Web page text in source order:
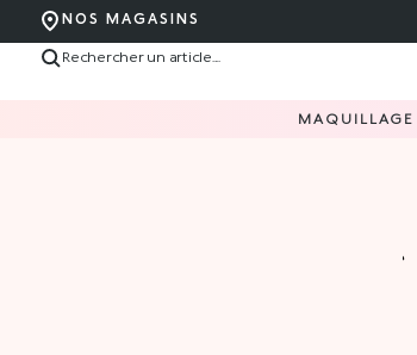
NOS MAGASINS
MAQUILLAGE